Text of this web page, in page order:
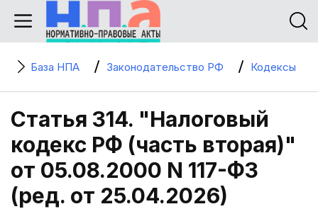
База НПА Законодательство РФ Кодексы
Статья 314. "Налоговый
кодекс РФ (часть вторая)"
от 05.08.2000 N 117-ФЗ
(ред. от 25.04.2026)